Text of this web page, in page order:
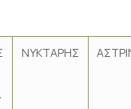
ΝΥΚΤΑΡΗΣ